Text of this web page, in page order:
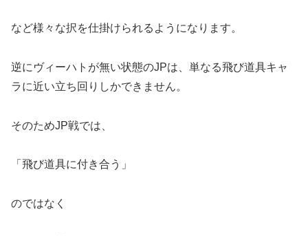
など様々な択を仕掛けられるようになります。
逆にヴィーハトが無い状態のJPは、単なる飛び道具キャ
ラに近い立ち回りしかできません。
そのためJP戦では、
「飛び道具に付き合う」
のではなく